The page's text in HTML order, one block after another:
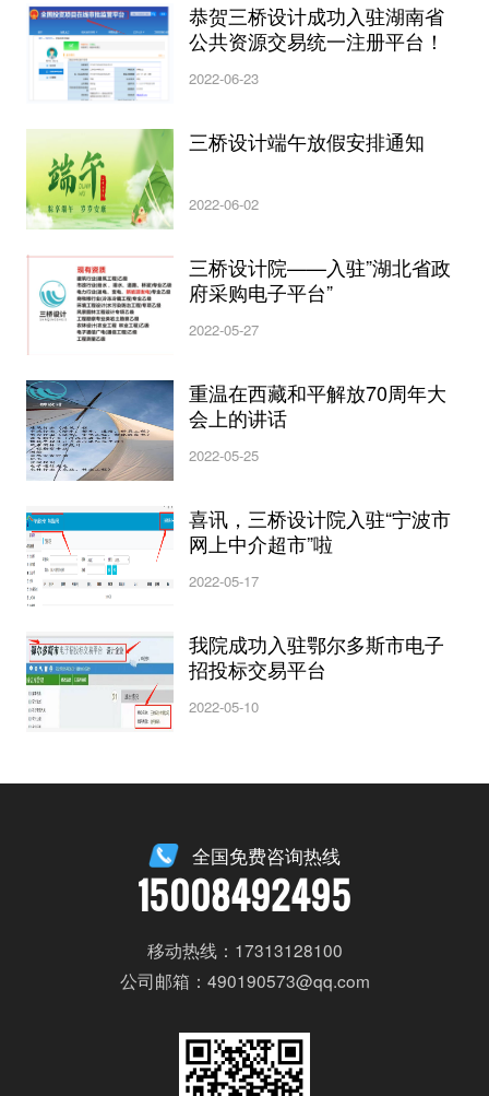
恭贺三桥设计成功入驻湖南省
公共资源交易统一注册平台！
2022-06-23
三桥设计端午放假安排通知
2022-06-02
三桥设计院——入驻”湖北省政
府采购电子平台”
2022-05-27
重温在西藏和平解放70周年大
会上的讲话
2022-05-25
喜讯，三桥设计院入驻“宁波市
网上中介超市”啦
2022-05-17
我院成功入驻鄂尔多斯市电子
招投标交易平台
2022-05-10
全国免费咨询热线
15008492495
移动热线：17313128100
公司邮箱：490190573@qq.com